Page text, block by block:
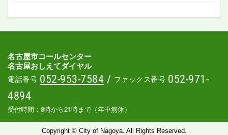
名古屋市コールセンター
名古屋おしえてダイヤル
電話番号 052-953-7584 / ファックス番号 052-971-
4894
受付時間：8時から21時まで（年中無休）
Copyright © City of Nagoya. All Rights Reserved.